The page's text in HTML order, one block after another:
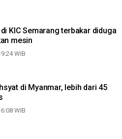
KIC Semarang terbakar diduga
mesin
WIB
di Myanmar, lebih dari 45
WIB